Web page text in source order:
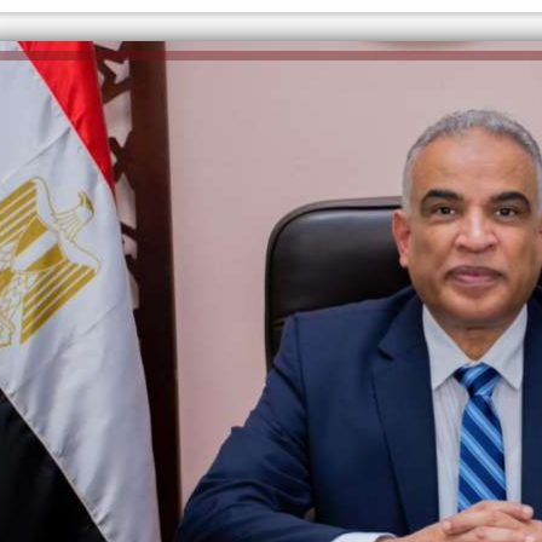
إلهام شرشر تكتب: دي مبقتش كورة..
دي سياسة
الكاتبة إلهام شرشر تهنئ الرئيس
السيسي بعيد ميلاده وتُشيد بجهوده